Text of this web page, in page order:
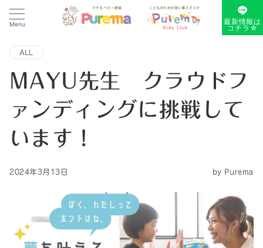
Menu 最新情報は
コチラ☆
ALL
MAYU先生 クラウドフ
ァンディングに挑戦して
います！
2024年3月13日 by Purema